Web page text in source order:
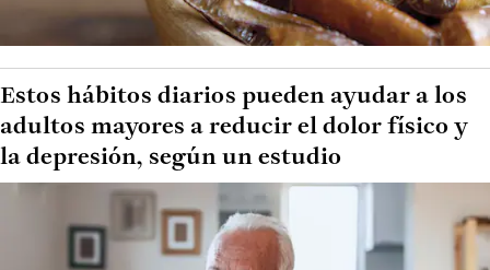
Estos hábitos diarios pueden ayudar a los
adultos mayores a reducir el dolor físico y
la depresión, según un estudio